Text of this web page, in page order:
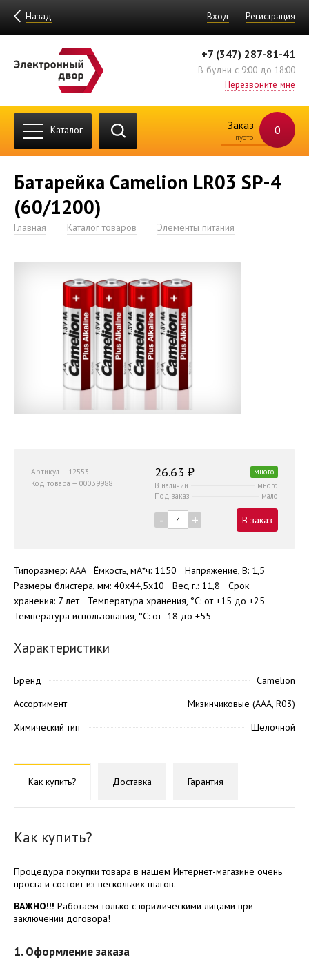
Назад Вход Регистрация
+7 (347) 287-81-41
В будни с 9:00 до 18:00
Перезвоните мне
Каталог Заказ 0
пусто
Батарейка Camelion LR03 SP-4
(60/1200)
Главная Каталог товаров Элементы питания
Типоразмер: AAA Ёмкость, мА*ч: 1150 Напряжение, В: 1,5
Размеры блистера, мм: 40x44,5x10 Вес, г.: 11,8 Срок
хранения: 7 лет Температура хранения, °C: от +15 до +25
Температура использования, °C: от -18 до +55
Характеристики
Бренд
Camelion
Ассортимент
Мизинчиковые (AAA, R03)
Химический тип
Щелочной
Артикул — 12553
Код товара — 00039988
26.63 ₽
много
В наличии
много
Под заказ
мало
- + В заказ
Как купить? Доставка Гарантия
Как купить?
Процедура покупки товара в нашем Интернет-магазине очень
проста и состоит из нескольких шагов.
ВАЖНО!!! Работаем только с юридическими лицами при
заключении договора!
1. Оформление заказа